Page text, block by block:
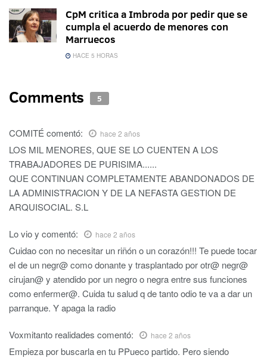
CpM critica a Imbroda por pedir que se
cumpla el acuerdo de menores con
Marruecos
HACE 5 HORAS
Comments 5
COMITÉ comentó: hace 2 años
LOS MIL MENORES, QUE SE LO CUENTEN A LOS
TRABAJADORES DE PURISIMA......
QUE CONTINUAN COMPLETAMENTE ABANDONADOS DE
LA ADMINISTRACION Y DE LA NEFASTA GESTION DE
ARQUISOCIAL. S.L
Lo vio y comentó: hace 2 años
Cuidao con no necesitar un riñón o un corazón!!! Te puede tocar
el de un negr@ como donante y trasplantado por otr@ negr@
cirujan@ y atendido por un negro o negra entre sus funciones
como enfermer@. Cuida tu salud q de tanto odio te va a dar un
parranque. Y apaga la radio
Voxmitanto realidades comentó: hace 2 años
Empieza por buscarla en tu PPueco partido. Pero siendo